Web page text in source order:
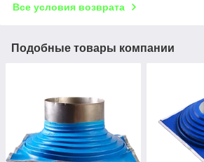
Все условия возврата
Подобные товары компании